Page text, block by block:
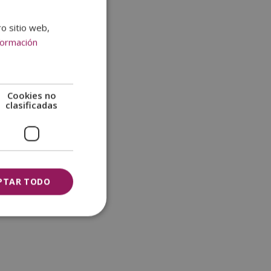
sitio web,
Cookies no
clasificadas
TODO